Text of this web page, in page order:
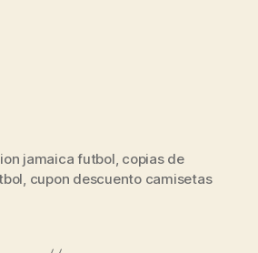
jamaica futbol, copias de
, cupon descuento camisetas